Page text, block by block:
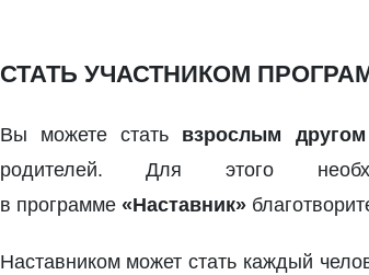
СТАТЬ УЧАСТНИКОМ
Вы можете стать взрослым другом
родителей. Для этого
в программе «Наставник»
Наставником может стать каждый